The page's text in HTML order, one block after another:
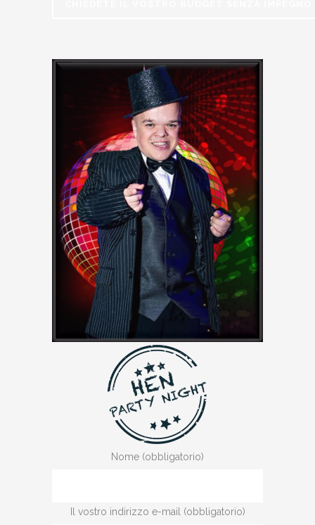
Nome (obbligatorio)
Il vostro indirizzo e-mail (obbligatorio)